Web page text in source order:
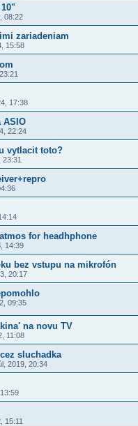
08:22
zariadeniam
15:58
17:38
ASIO
22:24
vytlacit toto?
23:31
for headhphone
14:39
bez vstupu na mikrofón
20:17
09:35
na novu TV
11:08
sluchadka
2019, 20:34
15:11